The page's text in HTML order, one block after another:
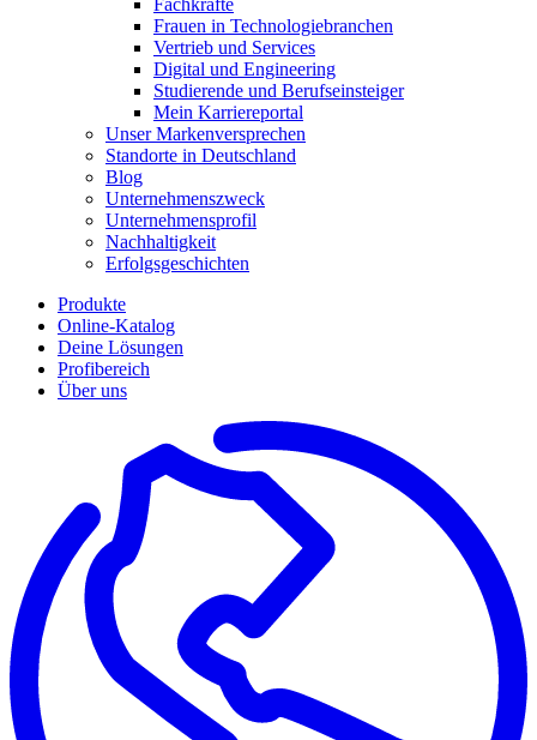
Frauen in Technologiebranchen
Vertrieb und Services
Digital und Engineering
Studierende und Berufseinsteiger
Mein Karriereportal
Unser Markenversprechen
Standorte in Deutschland
Blog
Unternehmenszweck
Unternehmensprofil
Nachhaltigkeit
Erfolgsgeschichten
Produkte
Online-Katalog
Deine Lösungen
Profibereich
Über uns